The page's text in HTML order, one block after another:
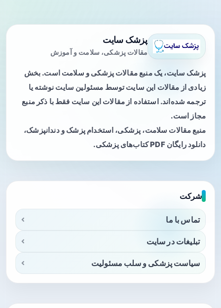
پزشک سایت
مقالات پزشکی، سلامت و آموزش
پزشک سایت، یک منبع مقالات پزشکی و سلامت است. بخش
زیادی از مقالات این سایت توسط مسئولین سایت نوشته یا
ترجمه شده‌اند. استفاده از مقالات این سایت فقط با ذکر منبع
مجاز است.
منبع مقالات سلامت، پزشکی، استخدام پزشک و دندانپزشک،
دانلود رایگان PDF کتاب‌های پزشکی.
شرکت
تماس با ما
تبلیغات در سایت
سیاست پزشکی و سلب مسئولیت